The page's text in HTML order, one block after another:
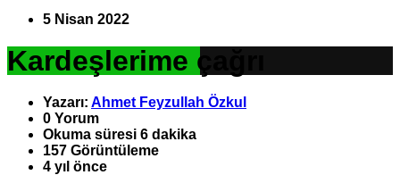
5 Nisan 2022
Kardeşlerime çağrı
Yazarı: Ahmet Feyzullah Özkul
0 Yorum
Okuma süresi 6 dakika
157 Görüntüleme
4 yıl önce